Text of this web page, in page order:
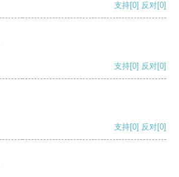
支持[0] 反对[0]
支持[0] 反对[0]
支持[0] 反对[0]